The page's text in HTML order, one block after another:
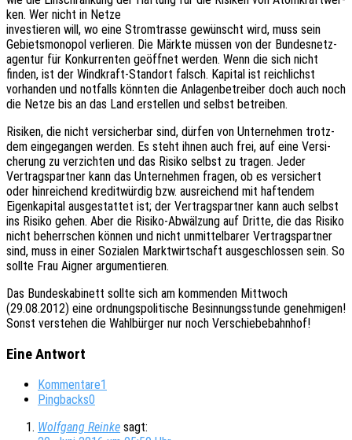
ken. Wer nicht in Netze
inves­tie­ren will, wo eine Strom­tras­se gewünscht wird, muss sein
Gebiets­mo­no­pol verlie­ren. Die Märkte müssen von der Bundes­netz­
agen­tur für Konkur­ren­ten geöff­net werden. Wenn die sich nicht
finden, ist der Wind­kraft-Stand­ort falsch. Kapi­tal ist reich­lichst
vorhan­den und notfalls könn­ten die Anla­gen­be­trei­ber doch auch noch
die Netze bis an das Land erstel­len und selbst betreiben.
Risi­ken, die nicht versi­cher­bar sind, dürfen von Unter­neh­men trotz­
dem einge­gan­gen werden. Es steht ihnen auch frei, auf eine Versi­
che­rung zu verzich­ten und das Risiko selbst zu tragen. Jeder
Vertrags­part­ner kann das Unter­neh­men fragen, ob es versi­chert
oder hinrei­chend kredit­wür­dig bzw. ausrei­chend mit haften­dem
Eigen­ka­pi­tal ausge­stat­tet ist; der Vertrags­part­ner kann auch selbst
ins Risiko gehen. Aber die Risiko-Abwäl­zung auf Dritte, die das Risiko
nicht beherr­schen können und nicht unmit­tel­ba­rer Vertrags­part­ner
sind, muss in einer Sozia­len Markt­wirt­schaft ausge­schlos­sen sein. So
sollte Frau Aigner argumentieren.
Das Bundes­ka­bi­nett sollte sich am kommen­den Mitt­woch
(29.08.2012) eine ordnungs­po­li­ti­sche Besin­nungs­stun­de geneh­mi­gen!
Sonst verste­hen die Wahl­bür­ger nur noch Verschiebebahnhof!
Eine Antwort
Kommentare1
Pingbacks0
Wolfgang Reinke sagt: